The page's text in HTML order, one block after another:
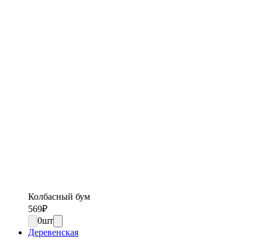
Колбасный бум
569₽
0шт
Деревенская